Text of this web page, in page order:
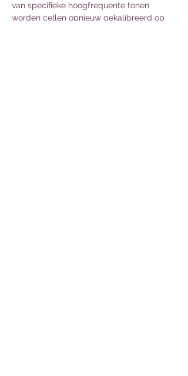
van specifieke hoogfrequente tonen
worden cellen opnieuw gekalibreerd op